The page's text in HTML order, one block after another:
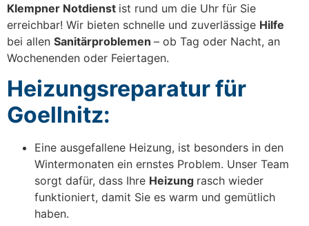
Klempner Notdienst ist rund um die Uhr für Sie
erreichbar! Wir bieten schnelle und zuverlässige Hilfe
bei allen Sanitärproblemen – ob Tag oder Nacht, an
Wochenenden oder Feiertagen.
Heizungsreparatur für
Goellnitz:
Eine ausgefallene Heizung, ist besonders in den
Wintermonaten ein ernstes Problem. Unser Team
sorgt dafür, dass Ihre Heizung rasch wieder
funktioniert, damit Sie es warm und gemütlich
haben.